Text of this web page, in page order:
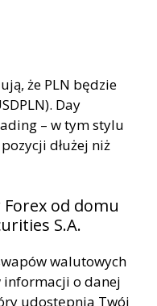
że PLN będzie
Day
– w tym stylu
dłużej niż
od domu
S.A.
walutowych
informacji o danej
udostępnia Twój